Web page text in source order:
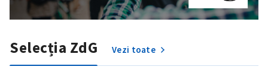
Selecția ZdG Vezi toate